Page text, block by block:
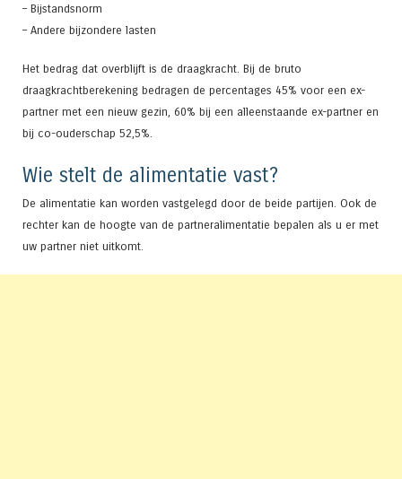
– Bijstandsnorm
– Andere bijzondere lasten
Het bedrag dat overblijft is de draagkracht. Bij de bruto
draagkrachtberekening bedragen de percentages 45% voor een ex-
partner met een nieuw gezin, 60% bij een alleenstaande ex-partner en
bij co-ouderschap 52,5%.
Wie stelt de alimentatie vast?
De alimentatie kan worden vastgelegd door de beide partijen. Ook de
rechter kan de hoogte van de partneralimentatie bepalen als u er met
uw partner niet uitkomt.